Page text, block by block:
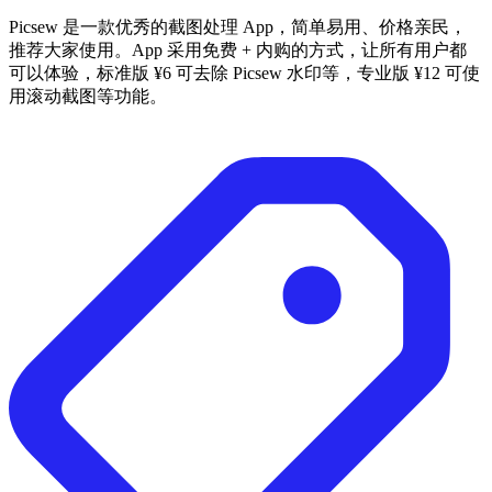
Picsew 是一款优秀的截图处理 App，简单易用、价格亲民，
推荐大家使用。App 采用免费 + 内购的方式，让所有用户都
可以体验，标准版 ¥6 可去除 Picsew 水印等，专业版 ¥12 可使
用滚动截图等功能。